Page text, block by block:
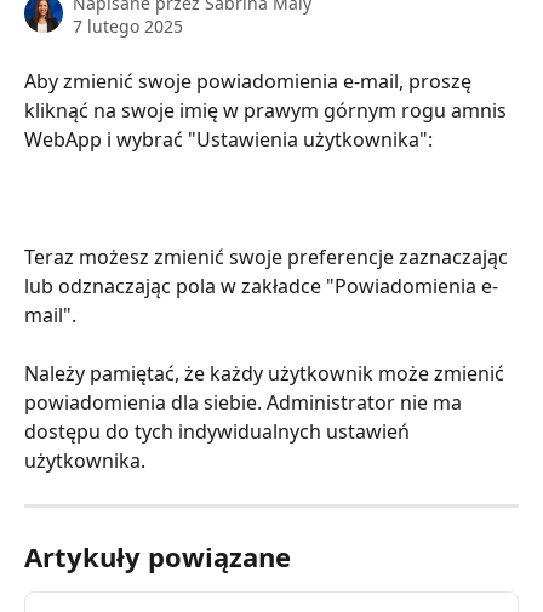
7 lutego 2025
Aby zmienić swoje powiadomienia e-mail, proszę
kliknąć na swoje imię w prawym górnym rogu amnis
WebApp i wybrać "Ustawienia użytkownika":
Teraz możesz zmienić swoje preferencje zaznaczając
lub odznaczając pola w zakładce "Powiadomienia e-
mail".
Należy pamiętać, że każdy użytkownik może zmienić
powiadomienia dla siebie. Administrator nie ma
dostępu do tych indywidualnych ustawień
użytkownika.
Artykuły powiązane